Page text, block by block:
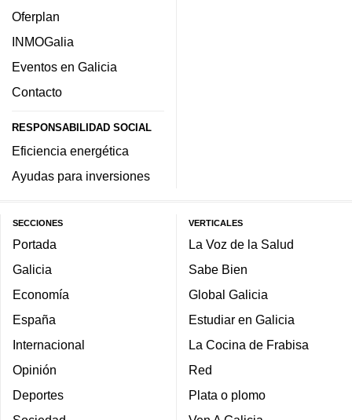
Oferplan
INMOGalia
Eventos en Galicia
Contacto
RESPONSABILIDAD SOCIAL
Eficiencia energética
Ayudas para inversiones
SECCIONES
Portada
Galicia
Economía
España
Internacional
Opinión
Deportes
VERTICALES
La Voz de la Salud
Sabe Bien
Global Galicia
Estudiar en Galicia
La Cocina de Frabisa
Red
Plata o plomo